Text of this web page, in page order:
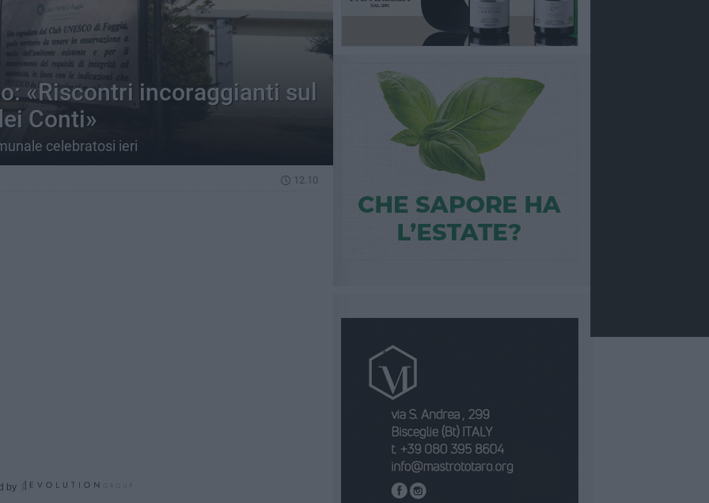
«Riscontri incoraggianti sul
Conti»
celebratosi ieri
12.10
by